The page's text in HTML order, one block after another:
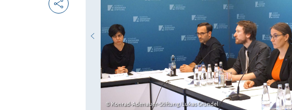
Konrad-Adenauer-Stiftung/Lukas Gründel